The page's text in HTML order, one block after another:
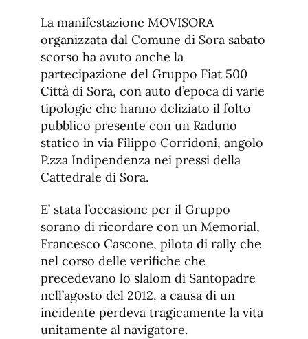
de
fuente
de
fuente.
La manifestazione MOVISORA
organizzata dal Comune di Sora sabato
scorso ha avuto anche la
partecipazione del Gruppo Fiat 500
Città di Sora, con auto d’epoca di varie
tipologie che hanno deliziato il folto
pubblico presente con un Raduno
statico in via Filippo Corridoni, angolo
P.zza Indipendenza nei pressi della
Cattedrale di Sora.
E’ stata l’occasione per il Gruppo
sorano di ricordare con un Memorial,
Francesco Cascone, pilota di rally che
nel corso delle verifiche che
precedevano lo slalom di Santopadre
nell’agosto del 2012, a causa di un
incidente perdeva tragicamente la vita
unitamente al navigatore.